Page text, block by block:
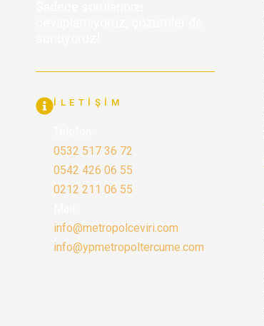
İLETIŞIM
0532 517 36 72
0542 426 06 55
0212 211 06 55
info@metropolceviri.com
info@ypmetropoltercume.com